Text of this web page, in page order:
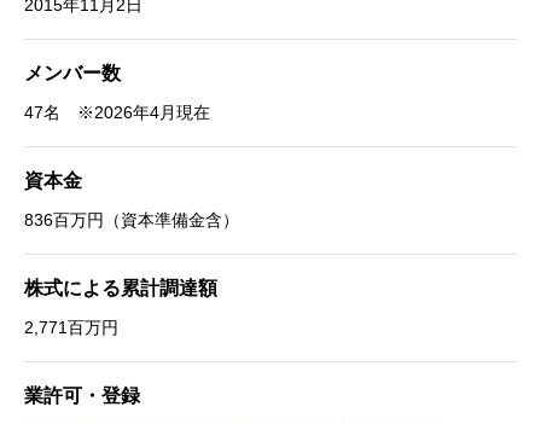
2015年11月2日
メンバー数
47名 ※2026年4月現在
資本金
836百万円（資本準備金含）
株式による累計調達額
2,771百万円
業許可・登録